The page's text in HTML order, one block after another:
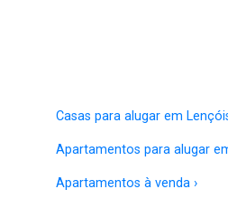
Casas para alugar em
Apartamentos para alugar
Apartamentos à venda ›